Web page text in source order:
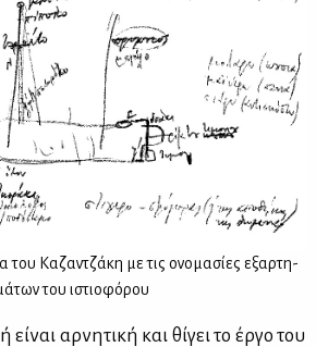
Κα­ζαν­τζά­κη με τις ονο­μα­σί­ες εξαρ­τη­
του ιστιο­φό­ρου
εί­ναι αρ­νη­τι­κή και θί­γει το έρ­γο του